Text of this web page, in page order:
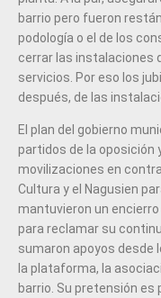
barrio pero fueron
podología o el de los
cerrar las instalaciones
servicios. Por eso los
después, de las
El plan del gobierno
partidos de la oposición
movilizaciones en
Cultura y el Nagusien
mantuvieron un
para reclamar su
sumaron apoyos desde
la plataforma, la
barrio. Su pretensión